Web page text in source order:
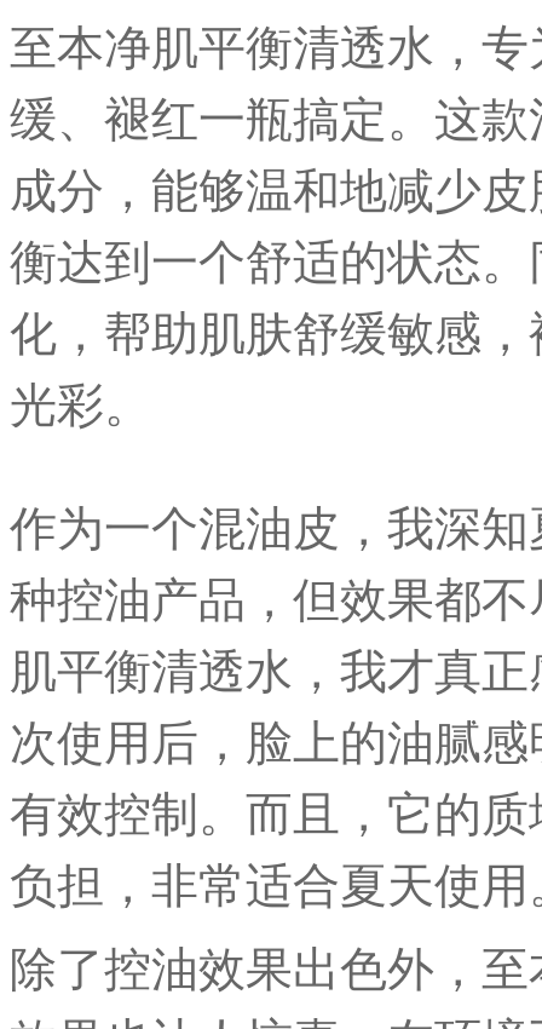
至本净肌平衡清透水，
缓、褪红一瓶搞定。这
成分，能够温和地减少
衡达到一个舒适的状态
化，帮助肌肤舒缓敏感
光彩。
作为一个混油皮，我深
种控油产品，但效果都
肌平衡清透水，我才真
次使用后，脸上的油腻
有效控制。而且，它的
负担，非常适合夏天使
除了控油效果出色外，